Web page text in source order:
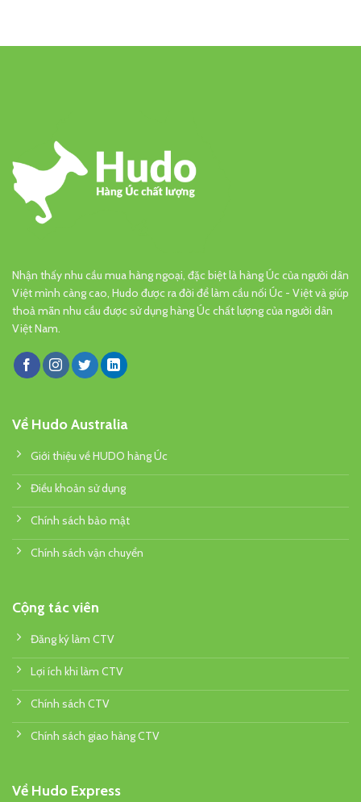
Nhận thấy nhu cầu mua hàng ngoại, đặc biệt là hàng Úc của người dân
Việt mình càng cao, Hudo được ra đời để làm cầu nối Úc - Việt và giúp
thoả mãn nhu cầu được sử dụng hàng Úc chất lượng của người dân
Việt Nam.
Về Hudo Australia
Giới thiệu về HUDO hàng Úc
Điều khoản sử dụng
Chính sách bảo mật
Chính sách vận chuyển
Cộng tác viên
Đăng ký làm CTV
Lợi ích khi làm CTV
Chính sách CTV
Chính sách giao hàng CTV
Về Hudo Express